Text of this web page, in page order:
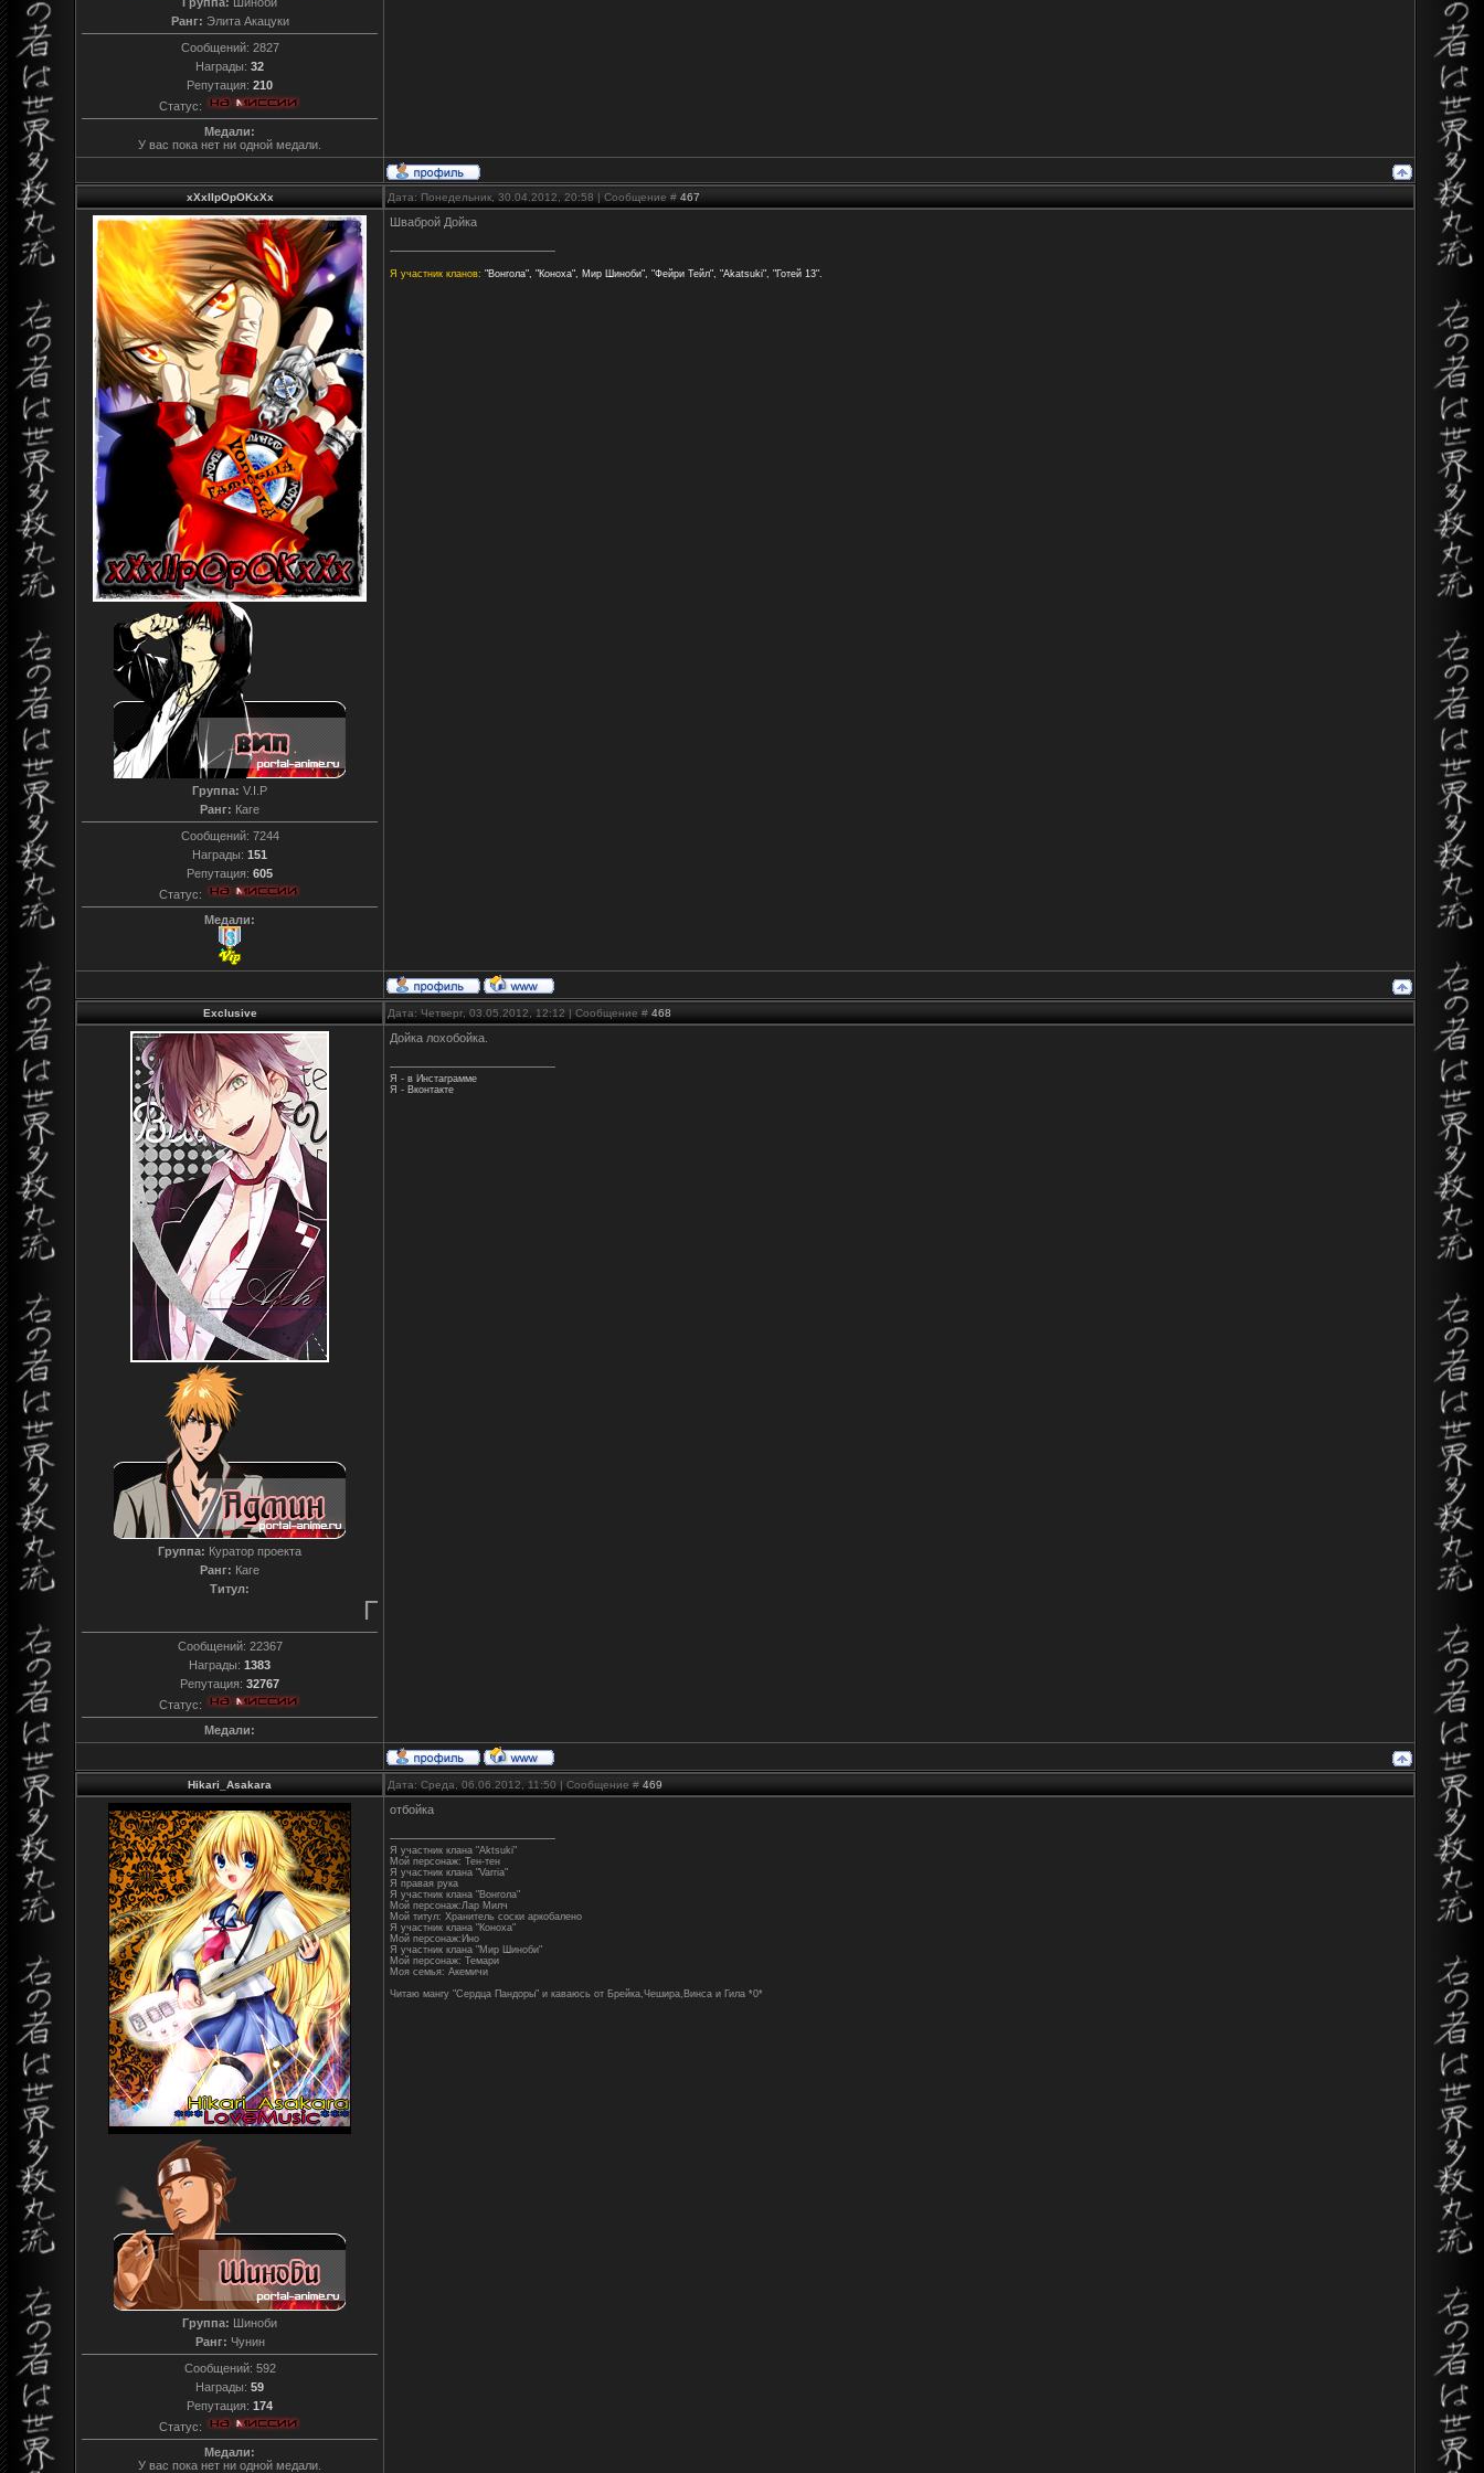
Ранг: Элита Акацуки
Сообщений: 2827
Награды: 32
Репутация: 210
Статус:
Медали:
У вас пока нет ни одной медали.
xXxIIpOpOKxXx Дата: Понедельник, 30.04.2012, 20:58 | Сообщение # 467
Группа: V.I.P
Ранг: Каге
Сообщений: 7244
Награды: 151
Репутация: 605
Статус:
Медали:
Шваброй Дойка
Я участник кланов: "Вонгола", "Коноха", Мир Шиноби", "Фейри Тейл", "Akatsuki", "Готей 13".
Exclusive Дата: Четверг, 03.05.2012, 12:12 | Сообщение # 468
Группа: Куратор проекта
Ранг: Каге
Титул:
Преданный
Сообщений: 22367
Награды: 1383
Репутация: 32767
Статус:
Медали:
Дойка лохобойка.
Я - в Инстаграмме
Я - Вконтакте
Hikari_Asakara Дата: Среда, 06.06.2012, 11:50 | Сообщение # 469
Группа: Шиноби
Ранг: Чунин
Сообщений: 592
Награды: 59
Репутация: 174
Статус:
Медали:
У вас пока нет ни одной медали.
отбойка
Я участник клана "Aktsuki"
Мой персонаж: Тен-тен
Я участник клана "Varriа"
Я правая рука
Я участник клана "Вонгола"
Мой персонаж:Лар Милч
Мой титул: Хранитель соски аркобалено
Я участник клана "Коноха"
Мой персонаж:Ино
Я участник клана "Мир Шиноби"
Мой персонаж: Темари
Моя семья: Акемичи
Читаю мангу "Сердца Пандоры" и каваюсь от Брейка,Чешира,Винса и Гила *0*